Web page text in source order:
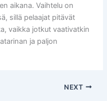
aikana. Vaihtelu on
sillä pelaajat pitävät
vaikka jotkut vaativatkin
ja paljon
NEXT